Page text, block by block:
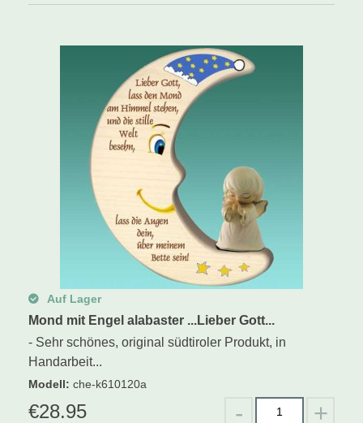
Auf Lager
Mond mit Engel alabaster ...Lieber Gott...
- Sehr schönes, original südtiroler Produkt, in
Handarbeit...
Modell: che-k610120a
€28.95